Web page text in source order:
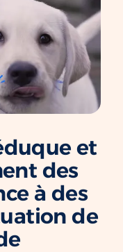
scolaire
et
des
à des
de